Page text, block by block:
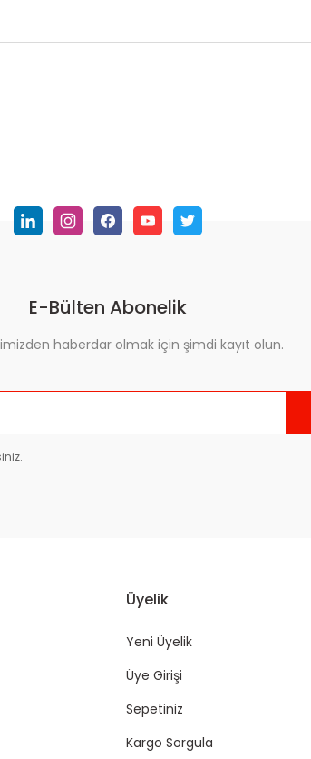
E-Bülten Abonelik
haberdar olmak için şimdi kayıt olun.
Üyelik
Yeni Üyelik
Üye Girişi
Sepetiniz
Kargo Sorgula